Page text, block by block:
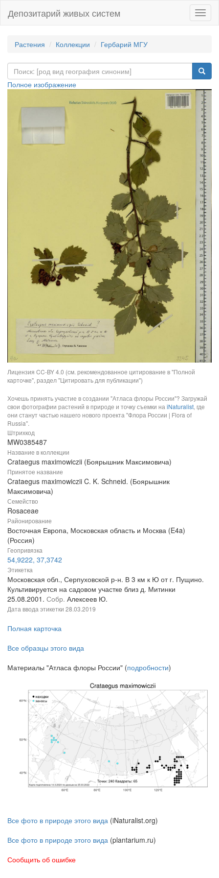
Депозитарий живых систем
Растения Коллекции Гербарий МГУ
Полное изображение
Лицензия CC-BY 4.0 (см. рекомендованное цитирование в "Полной
карточке", раздел "Цитировать для публикации")
Хочешь принять участие в создании "Атласа флоры России"? Загружай
свои фотографии растений в природе и точку съемки на iNaturalist, где
они станут частью нашего нового проекта "Флора России | Flora of
Russia".
Штрихкод
MW0385487
Название в коллекции
Crataegus maximowiczii (Боярышник Максимовича)
Принятое название
Crataegus maximowiczii C. K. Schneid. (Боярышник
Максимовича)
Семейство
Rosaceae
Районирование
Восточная Европа, Московская область и Москва (E4a)
(Россия)
Геопривязка
54,9222, 37,3742
Этикетка
Московская обл., Серпуховской р-н. В 3 км к Ю от г. Пущино.
Культивируется на садовом участке близ д. Митинки
25.08.2001. Собр. Алексеев Ю.
Дата ввода этикетки 28.03.2019
Полная карточка
Все образцы этого вида
Материалы "Атласа флоры России" (подробности)
Все фото в природе этого вида (iNaturalist.org)
Все фото в природе этого вида (plantarium.ru)
Сообщить об ошибке